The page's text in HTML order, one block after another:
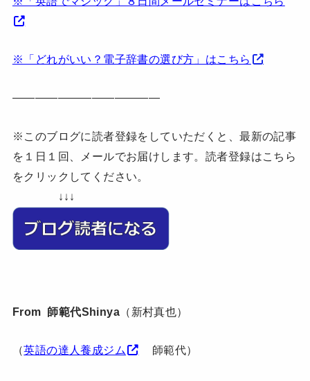
※「どれがいい？電子辞書の選び方」はこちら
—————————————
※このブログに読者登録をしていただくと、最新の記事
を１日１回、メールでお届けします。読者登録はこちら
をクリックしてください。
↓↓↓
From 師範代Shinya （新村真也）
（英語の達人養成ジム 師範代）